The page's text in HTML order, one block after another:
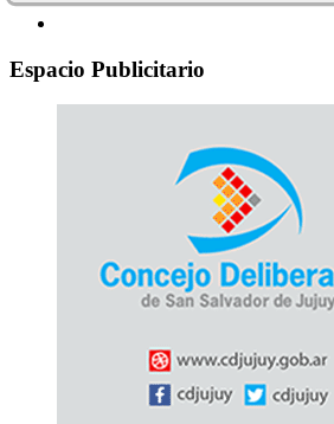
Espacio Publicitario